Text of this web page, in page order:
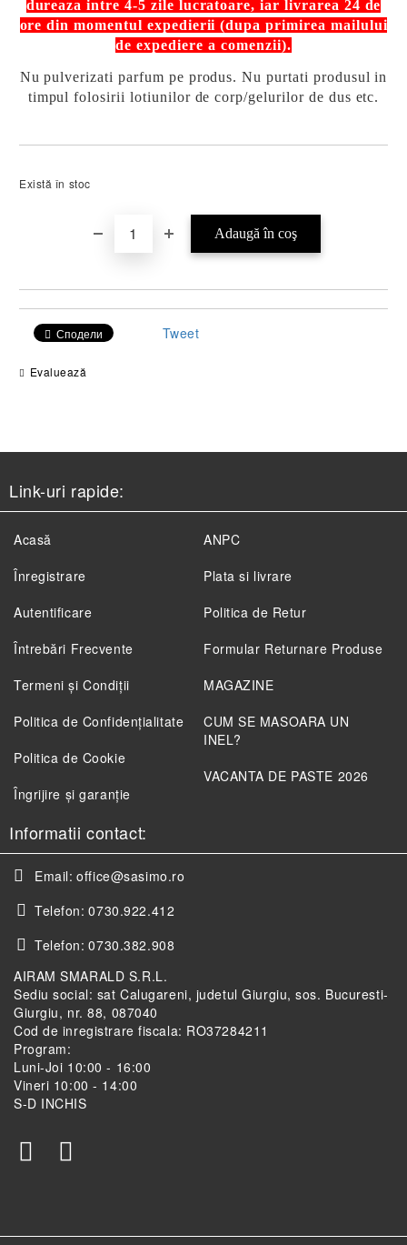
dureaza intre 4-5 zile lucratoare,iar livrarea 24 de
ore din momentul expedierii(dupa primirea mailului
de expediere a comenzii).
Nu pulverizati parfum pe produs. Nu purtati produsul in
timpul folosirii lotiunilor de corp/gelurilor de dus etc.
Există în stoc
Сподели Tweet
Evaluează
Link-uri rapide:
Acasă
Înregistrare
Autentificare
Întrebări Frecvente
ANPC
Plata si livrare
Politica de Retur
Formular Returnare Produse
Termeni și Condiții
Politica de Confidenţialitate
Politica de Cookie
Îngrijire și garanție
MAGAZINE
CUM SE MASOARA UN
INEL?
VACANTA DE PASTE 2026
Informatii contact:
Email: office@sasimo.ro
Telefon: 0730.922.412
Telefon: 0730.382.908
AIRAM SMARALD S.R.L.
Sediu social: sat Calugareni, judetul Giurgiu, sos. Bucuresti-
Giurgiu, nr. 88, 087040
Cod de inregistrare fiscala: RO37284211
Program:
Luni-Joi 10:00 - 16:00
Vineri 10:00 - 14:00
S-D INCHIS